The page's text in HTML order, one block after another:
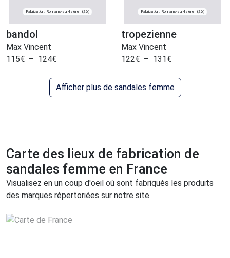
Fabrication: Romans-sur-Isère (26)
bandol
Max Vincent
115€ – 124€
Fabrication: Romans-sur-Isère (26)
tropezienne
Max Vincent
122€ – 131€
Afficher plus de sandales femme
Carte des lieux de fabrication de
sandales femme en France
Visualisez en un coup d'oeil où sont fabriqués les produits
des marques répertoriées sur notre site.